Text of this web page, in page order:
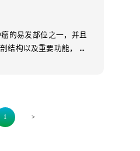
的易发部位之一，并且
结构以及重要功能， 导
1 >